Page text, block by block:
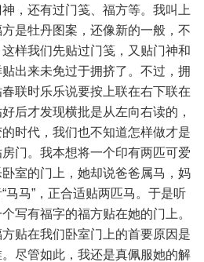
，还有过门笺、福方等。我叫上
是牡丹图案，还像新的一般，不
样我们先贴过门笺，又贴门神和
出来未免过于拥挤了。不过，拥
联时乐乐说要按上联在右下联在
后才发现横批是从左向右读的，
时代，我们也不知道怎样做才是
门。我本想将一个印有两匹可爱
室的门上，她却说爸爸属马，妈
马马”，正合适贴两匹马。于是听
写有福字的福方贴在她的门上。
贴在我们卧室门上的首要原因是
尽管如此，我还是真佩服她的解